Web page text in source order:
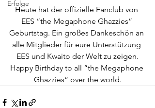
Erfolge
Heute hat der offizielle Fanclub von
EES “the Megaphone Ghazzies”
Geburtstag. Ein großes Dankeschön an
alle Mitglieder für eure Unterstützung
EES und Kwaito der Welt zu zeigen.
Happy Birthday to all “the Megaphone
Ghazzies” over the world.